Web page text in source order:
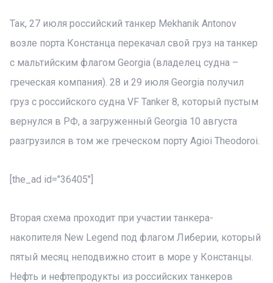
Так, 27 июля российский танкер Mekhanik Antonov
возле порта Констанца перекачал свой груз на танкер
с мальтийским флагом Georgia (владелец судна –
греческая компания). 28 и 29 июля Georgia получил
груз с российского судна VF Tanker 8, который пустым
вернулся в РФ, а загруженный Georgia 10 августа
разгрузился в том же греческом порту Agioi Theodoroi.
[the_ad id="36405"]
Вторая схема проходит при участии танкера-
накопителя New Legend под флагом Либерии, который
пятый месяц неподвижно стоит в море у Констанцы.
Нефть и нефтепродукты из российских танкеров